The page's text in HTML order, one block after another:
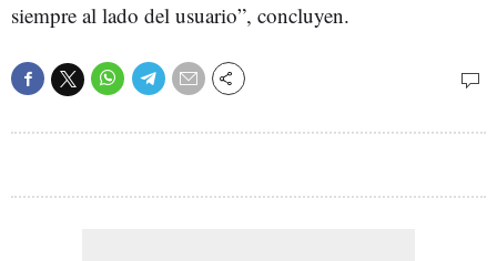
siempre al lado del usuario”, concluyen.